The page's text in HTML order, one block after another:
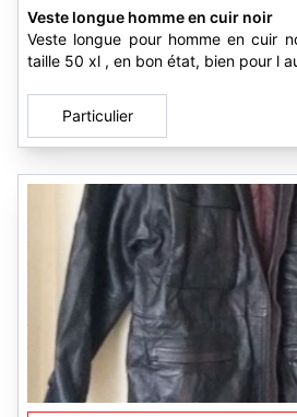
Veste longue homme en cuir noir
Veste longue pour homme en cuir
taille 50 xl , en bon état, bien pour l
Particulier